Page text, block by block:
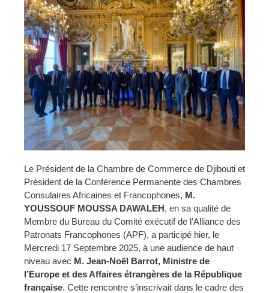
Le Président de la Chambre de Commerce de Djibouti et
Président de la Conférence Permanente des Chambres
Consulaires Africaines et Francophones, M.
YOUSSOUF MOUSSA DAWALEH, en sa qualité de
Membre du Bureau du Comité exécutif de l’Alliance des
Patronats Francophones (APF), a participé hier, le
Mercredi 17 Septembre 2025, à une audience de haut
niveau avec M. Jean-Noël Barrot, Ministre de
l’Europe et des Affaires étrangères de la République
française. Cette rencontre s’inscrivait dans le cadre des